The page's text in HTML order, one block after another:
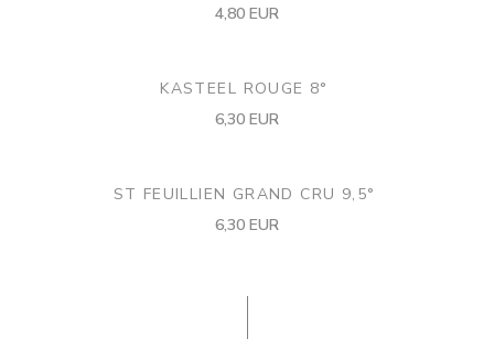
4,80 EUR
KASTEEL ROUGE 8°
6,30 EUR
ST FEUILLIEN GRAND CRU 9,5°
6,30 EUR